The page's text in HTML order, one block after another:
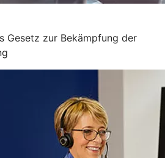
Gesetz zur Bekämpfung der